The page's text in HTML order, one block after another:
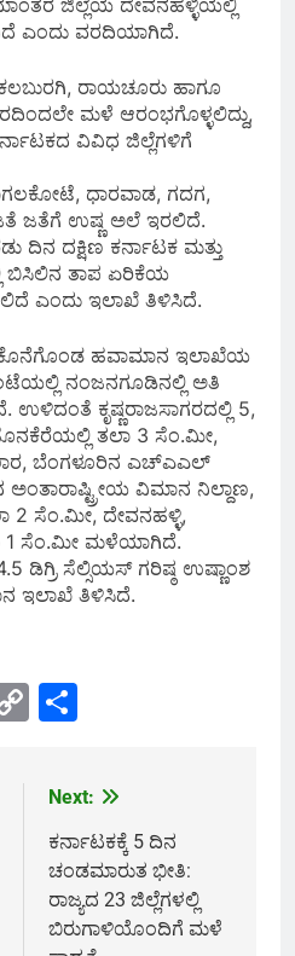
ಜಿ‌ಲ್ಲೆಯ ದೇವನಹಳ್ಳಿಯಲ್ಲಿ
ಎಂದು ವರದಿಯಾಗಿದೆ.
ರಾಯಚೂರು ಹಾಗೂ
ಮಳೆ ಆರಂಭಗೊಳ್ಳಲಿದ್ದು,
ವಿವಿಧ ಜಿಲ್ಲೆಗಳಿಗೆ
ಧಾರವಾಡ, ಗದಗ,
ಜತೆಗೆ ಉಷ್ಣ ಅಲೆ ಇರಲಿದೆ.
ದಕ್ಷಿಣ ಕರ್ನಾಟಕ ಮತ್ತು
ಬಿಸಿಲಿನ ತಾಪ ಏರಿಕೆಯ
ಎಂದು ಇಲಾಖೆ ತಿಳಿಸಿದೆ.
ಕೊನೆಗೊಂಡ ಹವಾಮಾನ ಇಲಾಖೆಯ
ನಂಜನಗೂಡಿನಲ್ಲಿ ಅತಿ
ಕೃಷ್ಣರಾಜಸಾಗರದಲ್ಲಿ 5,
ತಲಾ 3 ಸೆಂ.ಮೀ,
ಬೆಂಗಳೂರಿನ ಎಚ್‌ಎಎಲ್‌
ವಿಮಾನ ನಿಲ್ದಾಣ,
2 ಸೆಂ.ಮೀ, ದೇವನಹಳ್ಳಿ,
1 ಸೆಂ.ಮೀ ಮಳೆಯಾಗಿದೆ.
ಡಿಗ್ರಿ ಸೆಲ್ಸಿಯಸ್‌ ಗರಿಷ್ಠ ಉಷ್ಣಾಂಶ
ಇಲಾಖೆ ತಿಳಿಸಿದೆ.
Copy
Next:
ಕರ್ನಾಟಕಕ್ಕೆ 5 ದಿನ
ಚಂಡಮಾರುತ ಭೀತಿ:
ರಾಜ್ಯದ 23 ಜಿಲ್ಲೆಗಳಲ್ಲಿ
ಬಿರುಗಾಳಿಯೊಂದಿಗೆ ಮಳೆ